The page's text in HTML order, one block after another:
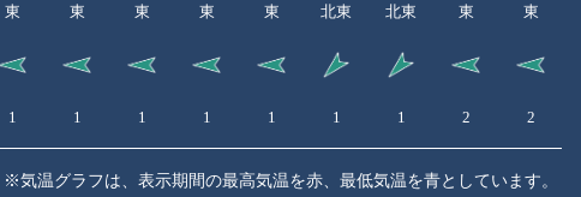
東 東 東 東 東 北東 北東 東 東
1 1 1 1 1 1 1 2 2
※気温グラフは、表示期間の最高気温を赤、最低気温を青としています。